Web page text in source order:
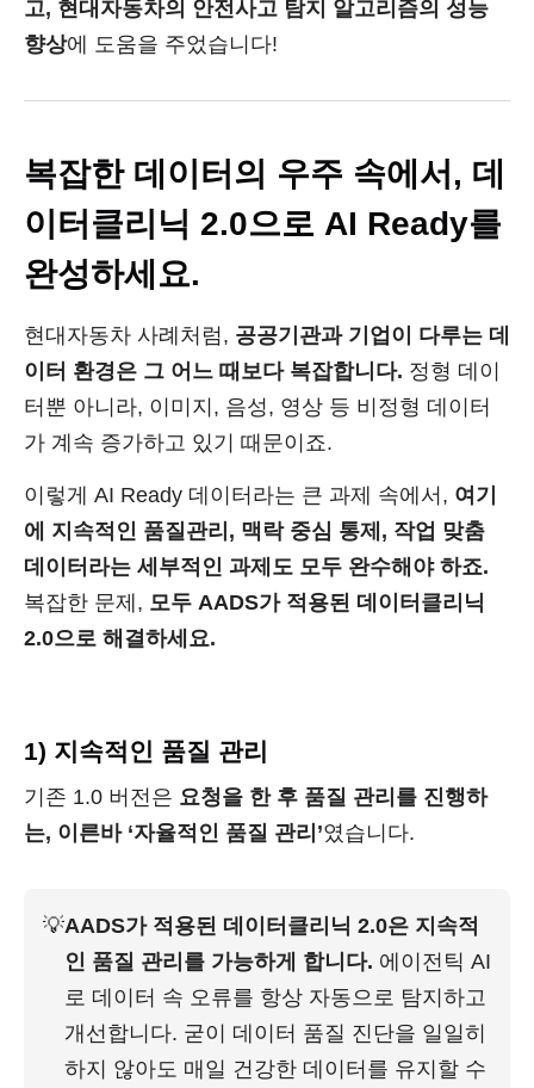
고, 현대자동차의 안전사고 탐지 알고리즘의 성능
향상에 도움을 주었습니다!
복잡한 데이터의 우주 속에서, 데
이터클리닉 2.0으로 AI Ready를
완성하세요.
현대자동차 사례처럼, 공공기관과 기업이 다루는 데
이터 환경은 그 어느 때보다 복잡합니다. 정형 데이
터뿐 아니라, 이미지, 음성, 영상 등 비정형 데이터
가 계속 증가하고 있기 때문이죠.
이렇게 AI Ready 데이터라는 큰 과제 속에서, 여기
에 지속적인 품질관리, 맥락 중심 통제, 작업 맞춤
데이터라는 세부적인 과제도 모두 완수해야 하죠.
복잡한 문제, 모두 AADS가 적용된 데이터클리닉
2.0으로 해결하세요.
1) 지속적인 품질 관리
기존 1.0 버전은 요청을 한 후 품질 관리를 진행하
는, 이른바 ‘자율적인 품질 관리’였습니다.
💡AADS가 적용된 데이터클리닉 2.0은 지속적
인 품질 관리를 가능하게 합니다. 에이전틱 AI
로 데이터 속 오류를 항상 자동으로 탐지하고
개선합니다. 굳이 데이터 품질 진단을 일일히
하지 않아도 매일 건강한 데이터를 유지할 수